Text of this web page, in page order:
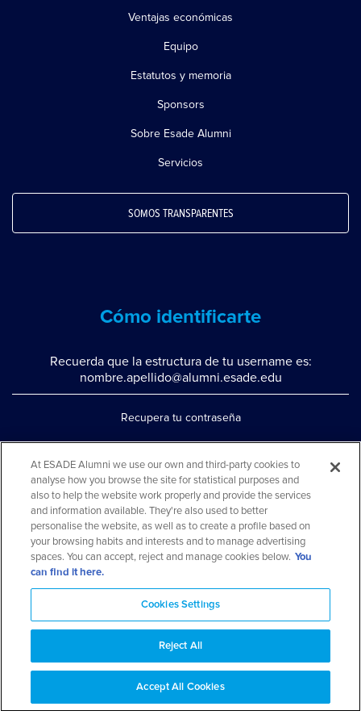
Ventajas económicas
Equipo
Estatutos y memoria
Sponsors
Sobre Esade Alumni
Servicios
SOMOS TRANSPARENTES
Cómo identificarte
Recuerda que la estructura de tu username es:
nombre.apellido@alumni.esade.edu
Recupera tu contraseña
Configura la doble autenticación
Contáctanos por whatsapp
Teléfono: 93 553 02 17
Aviso legal y política de privacidad
Aviso cookies
Preguntas
frecuentes
Mapa web
© 2026 ESADE Alumni. Todos los derechos reservados
At ESADE Alumni we use our own and third-party cookies to
analyse how you browse the site for statistical purposes and
also to help the website work properly and provide the services
and information available. They're also used to better
personalise the website, as well as to create a profile based on
your browsing habits and interests and to manage advertising
spaces. You can accept, reject and manage cookies below. You
can find it here.
Cookies Settings
Reject All
Accept All Cookies